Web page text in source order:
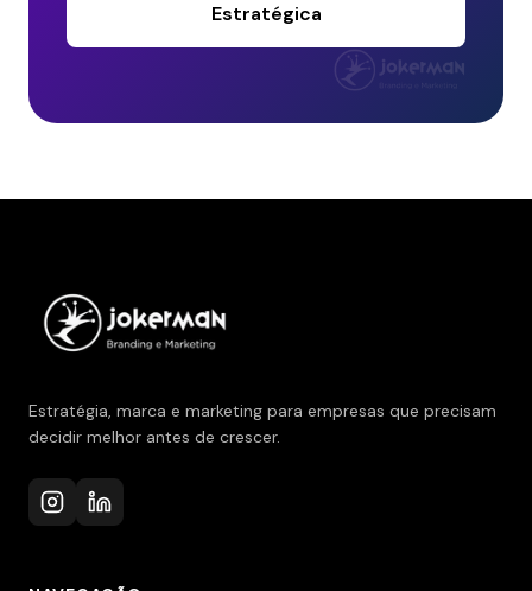
Estratégica
Estratégia, marca e marketing para empresas que precisam
decidir melhor antes de crescer.